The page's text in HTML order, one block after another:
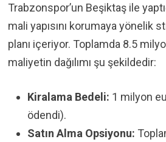
Trabzonspor’un Beşiktaş ile
mali yapısını korumaya yönelik
planı içeriyor. Toplamda 8.5
maliyetin dağılımı şu şekildedir:
Kiralama Bedeli: 1 milyon
ödendi).
Satın Alma Opsiyonu: